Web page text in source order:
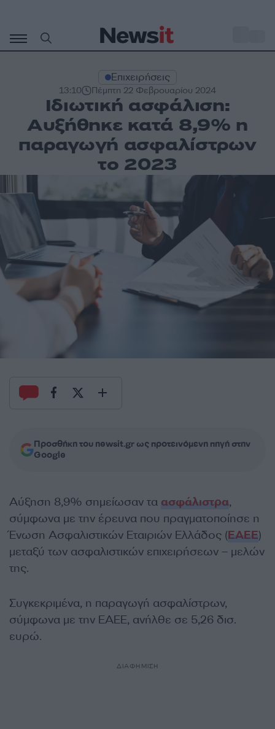
περιεχόμενο
Επιχειρήσεις
13:10 Πέμπτη 22 Φεβρουαρίου 2024
Ιδιωτική ασφάλιση:
Αυξήθηκε κατά 8,9% η
παραγωγή ασφαλίστρων
το 2023
Προσθήκη του newsit.gr ως προτεινόμενη πηγή στην
Google
Αύξηση 8,9% σημείωσαν τα ασφάλιστρα,
σύμφωνα με την έρευνα που πραγματοποίησε η
Ένωση Ασφαλιστικών Εταιριών Ελλάδος (ΕΑΕΕ)
μεταξύ των ασφαλιστικών επιχειρήσεων – μελών
της.
Συγκεκριμένα, η παραγωγή ασφαλίστρων,
σύμφωνα με την ΕΑΕΕ, ανήλθε σε 5,26 δισ.
ευρώ.
ΔΙΑΦΗΜΙΣΗ